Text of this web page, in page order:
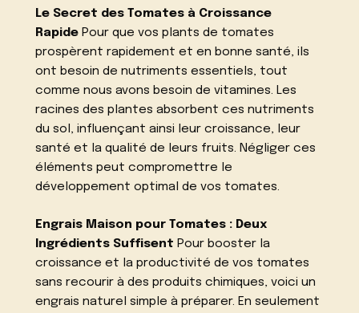
Le Secret des Tomates à Croissance
Rapide Pour que vos plants de tomates
prospèrent rapidement et en bonne santé, ils
ont besoin de nutriments essentiels, tout
comme nous avons besoin de vitamines. Les
racines des plantes absorbent ces nutriments
du sol, influençant ainsi leur croissance, leur
santé et la qualité de leurs fruits. Négliger ces
éléments peut compromettre le
développement optimal de vos tomates.
Engrais Maison pour Tomates : Deux
Ingrédients Suffisent Pour booster la
croissance et la productivité de vos tomates
sans recourir à des produits chimiques, voici un
engrais naturel simple à préparer. En seulement